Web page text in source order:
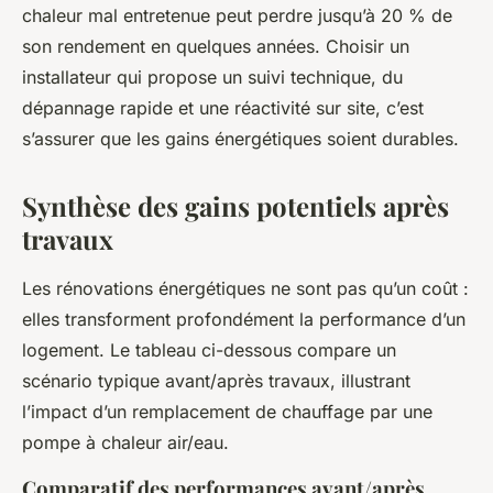
chaleur mal entretenue peut perdre jusqu’à 20 % de
son rendement en quelques années. Choisir un
installateur qui propose un suivi technique, du
dépannage rapide et une réactivité sur site, c’est
s’assurer que les gains énergétiques soient durables.
Synthèse des gains potentiels après
travaux
Les rénovations énergétiques ne sont pas qu’un coût :
elles transforment profondément la performance d’un
logement. Le tableau ci-dessous compare un
scénario typique avant/après travaux, illustrant
l’impact d’un remplacement de chauffage par une
pompe à chaleur air/eau.